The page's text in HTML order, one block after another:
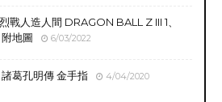
戰人造人間 DRAGON BALL Z III 1、
地圖
6/03/2022
葛孔明傳 金手指 4/04/2020